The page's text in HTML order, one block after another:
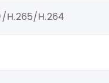
H.264